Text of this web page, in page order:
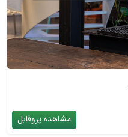
مشاهده پروفایل